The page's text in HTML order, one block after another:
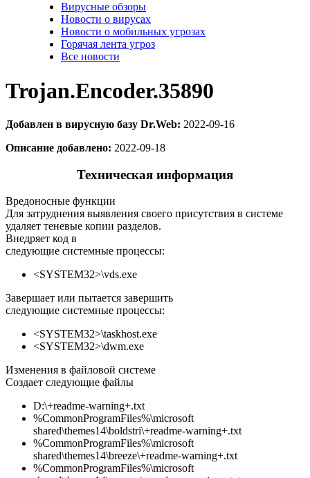
Вирусные обзоры
Новости о вирусах
Новости о мобильных угрозах
Горячая лента угроз
Все новости
Trojan.Encoder.35890
Добавлен в вирусную базу Dr.Web: 2022-09-16
Описание добавлено: 2022-09-18
Техническая информация
Вредоносные функции
Для затруднения выявления своего присутствия в системе
удаляет теневые копии разделов.
Внедряет код в
следующие системные процессы:
<SYSTEM32>\vds.exe
Завершает или пытается завершить
следующие системные процессы:
<SYSTEM32>\taskhost.exe
<SYSTEM32>\dwm.exe
Изменения в файловой системе
Создает следующие файлы
D:\+readme-warning+.txt
%CommonProgramFiles%\microsoft
shared\themes14\boldstri\+readme-warning+.txt
%CommonProgramFiles%\microsoft
shared\themes14\breeze\+readme-warning+.txt
%CommonProgramFiles%\microsoft